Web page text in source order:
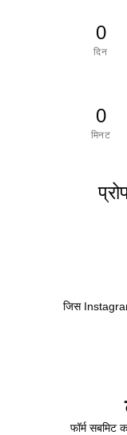
0
दिन
0
मिनट
जिस
फॉर्म